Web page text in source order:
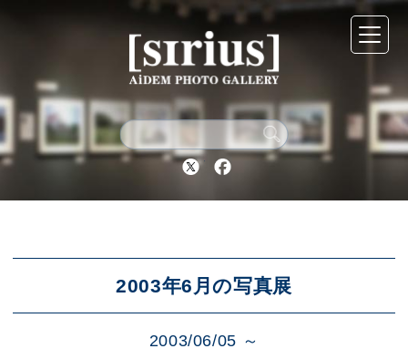
Twitter Facebook
2003年6月の写真展
2003/06/05 ～
シリウスについて
展示スケジュール